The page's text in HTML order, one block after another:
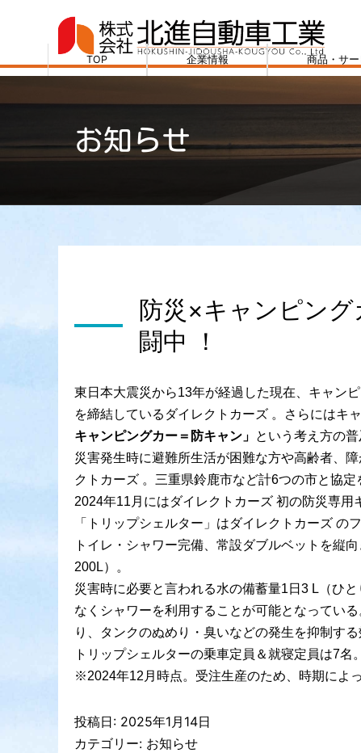
ン
キ
プ
株
社
北
自
TOP 企業情報 商品・サー
お知らせ
防災×キャンピン
闘中 ！
東日本大震災から13年が経過した現在、キャン
を締結しているダイレクトカーズ 。さらにはキ
キャンピングカー＝防キャン」 という考え方の
災害発生時に避難所生活が困難な方や高齢者、
クトカーズ 。三重県鈴鹿市など計6つの市と協定
2024年11月にはダイレクトカーズ 初の防災専用
「トリップシェルター」はダイレクトカーズ の
トイレ・シャワー完備、常設ダブルベットを縦
200L）。
災害時に必要と言われる水の備蓄量1日3 L（ひ
なくシャワーを利用することが可能となってい
り、タンクのぬめり・臭いなどの発生を抑制する
トリップシェルターの乗車定員＆就寝定員は7名
※2024年12月時点。受注生産のため、時期によ
投稿日: 2025年1月14日
カテゴリー: お知らせ